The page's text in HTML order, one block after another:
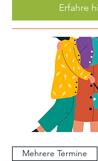
Erfahre
Mehrere Termine